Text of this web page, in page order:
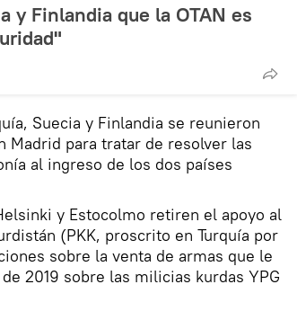
y Finlandia que la OTAN es
Suecia y Finlandia se reunieron
Madrid para tratar de resolver las
al ingreso de los dos países
y Estocolmo retiren el apoyo al
(PKK, proscrito en Turquía por
sobre la venta de armas que le
2019 sobre las milicias kurdas YPG